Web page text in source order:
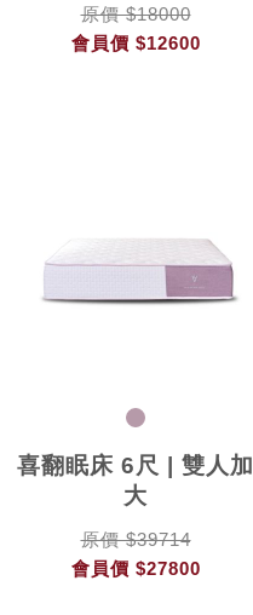
原價 $18000
會員價 $12600
喜翻眠床 6尺 | 雙人加
大
原價 $39714
會員價 $27800